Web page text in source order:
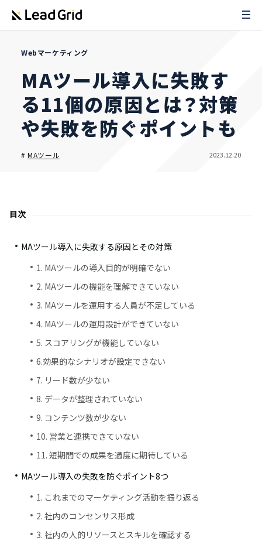
Webマーケティング
MAツール導入に失敗す
る11個の原因とは？対策
や失敗を防ぐポイントも
#MAツール 2023.12.20
目次
MAツール導入に失敗する原因とその対策
1. MAツールの導入目的が明確でない
2. MAツールの機能を理解できていない
3. MAツールを運用する人員が不足している
4. MAツールの運用設計ができていない
5. スコアリングが機能していない
6.効果的なシナリオが設定できない
7. リード数が少ない
8. データが整理されていない
9. コンテンツ数が少ない
10. 営業と連携できていない
11. 短期間での成果を過度に期待している
MAツール導入の失敗を防ぐポイント8つ
1. これまでのマーケティング活動を振り返る
2. 社内のコンセンサス形成
3. 社内の人的リソースとスキルを確認する